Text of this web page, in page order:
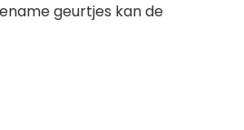
geurtjes kan de